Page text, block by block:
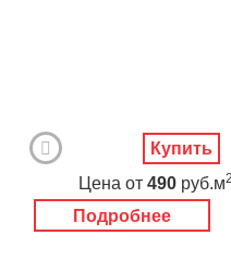
Подробнее
Цена от 490 руб.м2
Купить